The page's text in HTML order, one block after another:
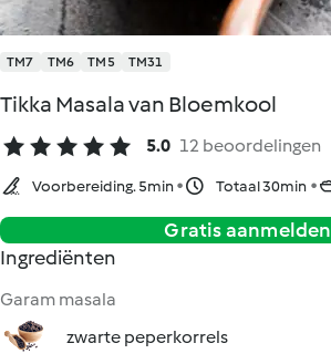
TM7 TM6 TM5 TM31
Tikka Masala van Bloemkool
5.0 12 beoordelingen
Voorbereiding. 5min Totaal 30min
Gratis aanmelden
Ingrediënten
Garam masala
zwarte peperkorrels